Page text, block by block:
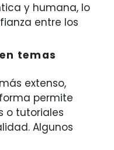
y humana, lo
entre los
temas
extenso,
permite
o tutoriales
Algunos